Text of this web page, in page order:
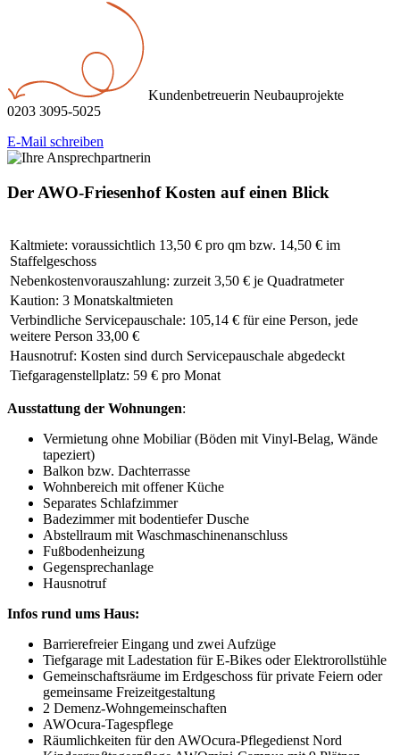
Kundenbetreuerin Neubauprojekte
0203 3095-5025
E-Mail schreiben
Der AWO-FriesenhofKosten auf einen Blick
Kaltmiete: voraussichtlich 13,50 € pro qm bzw. 14,50 € im
Staffelgeschoss
Nebenkostenvorauszahlung: zurzeit 3,50 € je Quadratmeter
Kaution: 3 Monatskaltmieten
Verbindliche Servicepauschale: 105,14 € für eine Person, jede
weitere Person 33,00 €
Hausnotruf: Kosten sind durch Servicepauschale abgedeckt
Tiefgaragenstellplatz: 59 € pro Monat
Ausstattung der Wohnungen:
Vermietung ohne Mobiliar (Böden mit Vinyl-Belag, Wände
tapeziert)
Balkon bzw. Dachterrasse
Wohnbereich mit offener Küche
Separates Schlafzimmer
Badezimmer mit bodentiefer Dusche
Abstellraum mit Waschmaschinenanschluss
Fußbodenheizung
Gegensprechanlage
Hausnotruf
Infos rund ums Haus:
Barrierefreier Eingang und zwei Aufzüge
Tiefgarage mit Ladestation für E-Bikes oder Elektrorollstühle
Gemeinschaftsräume im Erdgeschoss für private Feiern oder
gemeinsame Freizeitgestaltung
2 Demenz-Wohngemeinschaften
AWOcura-Tagespflege
Räumlichkeiten für den AWOcura-Pflegedienst Nord